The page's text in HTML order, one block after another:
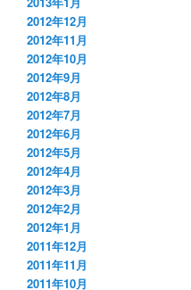
2012年12月
2012年11月
2012年10月
2012年9月
2012年8月
2012年7月
2012年6月
2012年5月
2012年4月
2012年3月
2012年2月
2012年1月
2011年12月
2011年11月
2011年10月